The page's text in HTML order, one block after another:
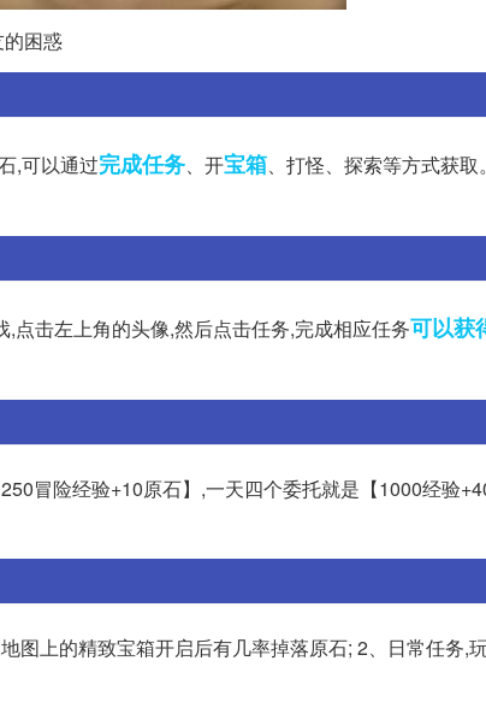
的困惑
,可以通过完成任务、开宝箱、打怪、探索等方式获
点击左上角的头像,然后点击任务,完成相应任务可以获
冒险经验+10原石】,一天四个委托就是【1000经验
图上的精致宝箱开启后有几率掉落原石; 2、日常任务,